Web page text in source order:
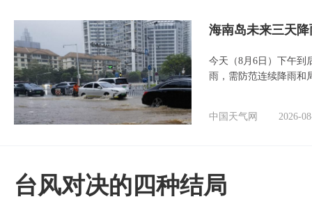
海南岛未来三天
今天（8月6日）下午到
雨，需防范连续降雨和
中国天气网 2026-
台风对决的四种结局